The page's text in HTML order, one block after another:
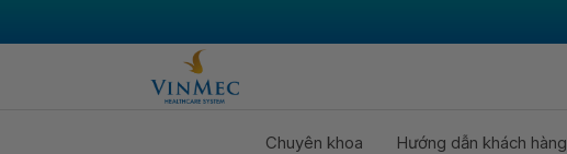
Chuyên khoa Hướng dẫn khách hàng